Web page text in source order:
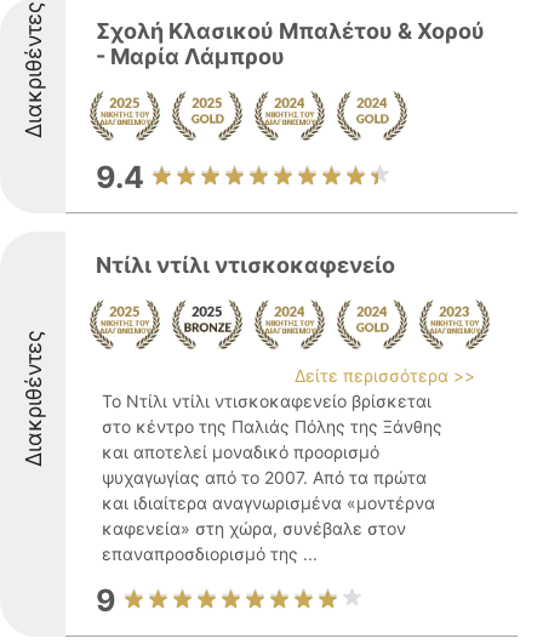
Διακριθέντες
Σχολή Κλασικού Μπαλέτου & Χορού
- Μαρία Λάμπρου
9.4
Διακριθέντες
Ντίλι ντίλι ντισκοκαφενείο
Δείτε περισσότερα >>
Το Ντίλι ντίλι ντισκοκαφενείο βρίσκεται
στο κέντρο της Παλιάς Πόλης της Ξάνθης
και αποτελεί μοναδικό προορισμό
ψυχαγωγίας από το 2007. Από τα πρώτα
και ιδιαίτερα αναγνωρισμένα «μοντέρνα
καφενεία» στη χώρα, συνέβαλε στον
επαναπροσδιορισμό της ...
9